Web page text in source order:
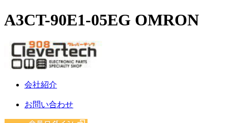
A3CT-90E1-05EG OMRON
会社紹介
お問い合わせ